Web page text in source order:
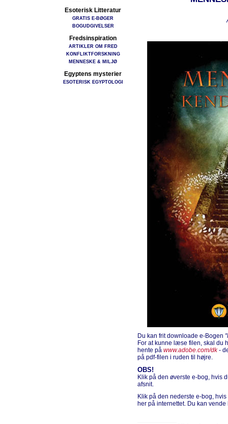
Esoterisk Litteratur
GRATIS E-BØGER
BOGUDGIVELSER
Fredsinspiration
ARTIKLER OM FRED
KONFLIKTFORSKNING
MENNESKE & MILJØ
Egyptens mysterier
ESOTERISK EGYPTOLOGI
Du kan frit downloade e-Bogen
For at kunne læse filen, skal du
hente på www.adobe.com/dk-
på pdf-filen i ruden til højre.
OBS!
Klik på den øverste e-bog, hvis
afsnit.
Klik på den nederste e-bog,
her på internettet. Du kan